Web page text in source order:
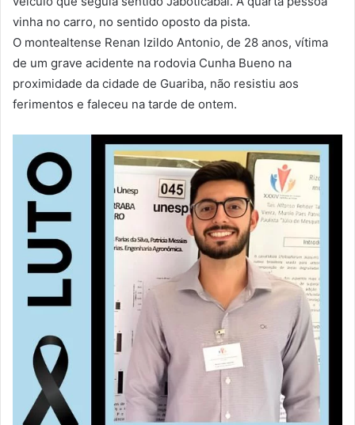
vinha no carro, no sentido oposto da pista.
O montealtense Renan Izildo Antonio, de 28 anos, vítima
de um grave acidente na rodovia Cunha Bueno na
proximidade da cidade de Guariba, não resistiu aos
ferimentos e faleceu na tarde de ontem.